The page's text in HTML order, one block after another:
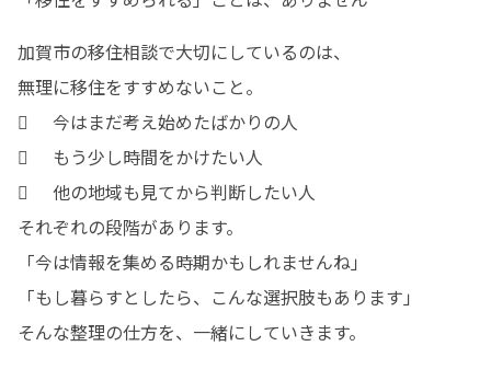
加賀市の移住相談で大切にしているのは、
無理に移住をすすめないこと。
	今はまだ考え始めたばかりの人
	もう少し時間をかけたい人
	他の地域も見てから判断したい人
それぞれの段階があります。
「今は情報を集める時期かもしれませんね」
「もし暮らすとしたら、こんな選択肢もあります」
そんな整理の仕方を、一緒にしていきます。